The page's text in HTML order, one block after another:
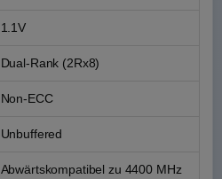
1.1V
Dual-Rank (2Rx8)
Non-ECC
Unbuffered
Abwärtskompatibel zu 4400 MHz